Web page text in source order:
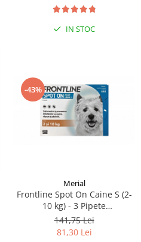
IN STOC
-43%
Merial
Frontline Spot On Caine S (2-
10 kg) - 3 Pipete
Antiparazitare (fipronil)
141,75 Lei
81,30 Lei